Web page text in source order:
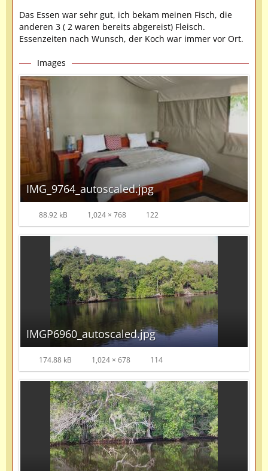
Das Essen war sehr gut, ich bekam meinen Fisch, die
anderen 3 ( 2 waren bereits abgereist) Fleisch.
Essenzeiten nach Wunsch, der Koch war immer vor Ort.
Images
IMG_9764_autoscaled.jpg
88.92 kB 1,024 × 768 122
IMGP6960_autoscaled.jpg
174.88 kB 1,024 × 678 114